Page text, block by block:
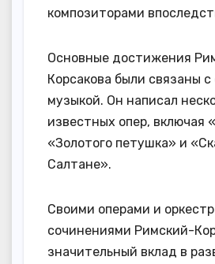
композиторами
Основные достижения
Корсакова были связаны с
музыкой. Он написал
известных опер, включая
«Золотого петушка» и
Салтане».
Своими операми и
сочинениями Римский-
значительный вклад в